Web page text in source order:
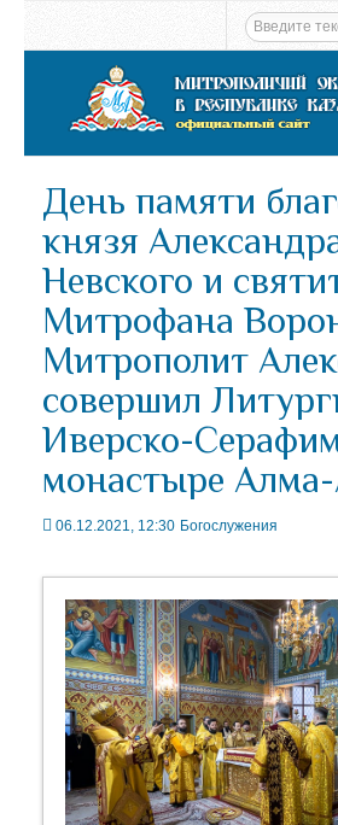
День памяти
князя
Невского и
Митрофана
Митрополит
совершил
Иверско-
монастыре
06.12.2021, 12:30 Богослужения